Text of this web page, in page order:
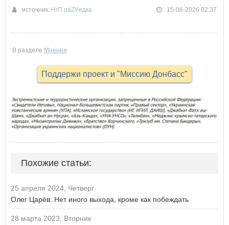
источник: НгП раZVедка 15-06-2026 02:37
В разделе Мнения
Поддержи проект и "Миссию Донбасс"
Похожие статьи:
25 апреля 2024, Четверг
Олег Царёв: Нет иного выхода, кроме как побеждать
28 марта 2023, Вторник